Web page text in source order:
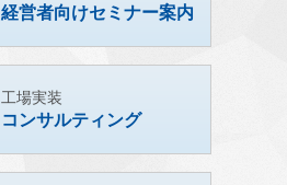
経営者向けセミナー案内
工場実装
コンサルティング